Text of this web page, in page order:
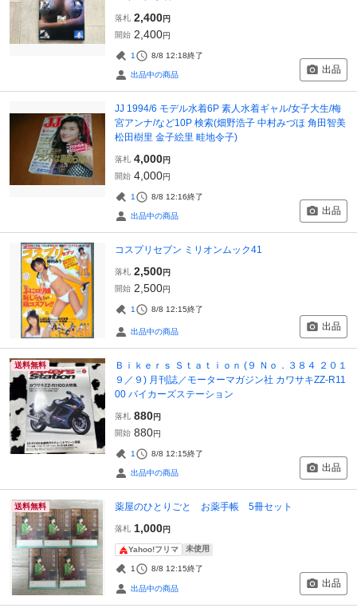
落札 2,400円
開始 2,400円
1 8/8 12:18終了
出品中の商品 出品
JJ 1994/6 モデル水着6P 素人水着ギャル/女子大生/梅
宮アンナ/など10P 検索(畑野浩子 中村みづほ 角田智美
松田樹里 金子絵里 畦地令子)
落札 4,000円
開始 4,000円
1 8/8 12:16終了
出品中の商品 出品
コスプリセブン ミリオンムック41
落札 2,500円
開始 2,500円
1 8/8 12:15終了
出品中の商品 出品
送料無料
Ｂｉｋｅｒｓ Ｓｔａｔｉｏｎ (９ Ｎｏ．３８４ ２０１
９／９) 月刊誌／モーターマガジン社 カワサキZZ-R11
00 バイカーズステーション
落札 880円
開始 880円
1 8/8 12:15終了
出品中の商品 出品
送料無料 薬屋のひとりごと お薬手帳 5冊セット
落札 1,000円
Yahoo!フリマ 未使用
1 8/8 12:15終了
出品中の商品 出品